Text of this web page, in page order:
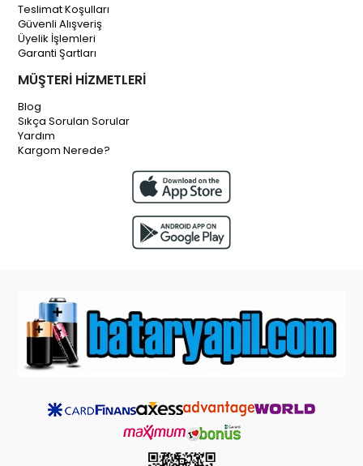
Teslimat Koşulları
Güvenli Alışveriş
Üyelik İşlemleri
Garanti Şartları
MÜŞTERİ HİZMETLERİ
Blog
Sıkça Sorulan Sorular
Yardım
Kargom Nerede?